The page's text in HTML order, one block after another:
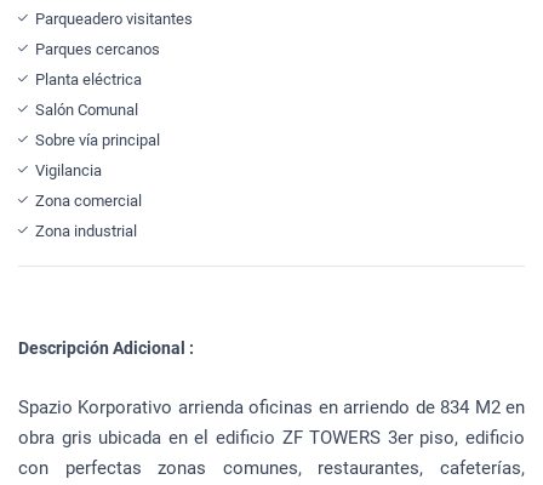
Parqueadero visitantes
Parques cercanos
Planta eléctrica
Salón Comunal
Sobre vía principal
Vigilancia
Zona comercial
Zona industrial
Descripción Adicional :
Spazio Korporativo arrienda oficinas en arriendo de 834 M2 en
obra gris ubicada en el edificio ZF TOWERS 3er piso, edificio
con perfectas zonas comunes, restaurantes, cafeterías,